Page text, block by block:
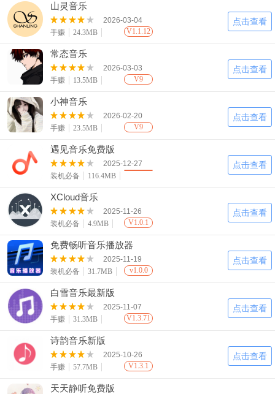
山灵音乐
2026-03-04
手赚
24.3MB V1.1.12
点击查看
常态音乐
2026-03-03
手赚
13.5MB V9
点击查看
小神音乐
2026-02-20
手赚
23.5MB V9
点击查看
遇见音乐免费版
2025-12-27
装机必备
116.4MB
点击查看
XCloud音乐
2025-11-26
装机必备
4.9MB V1.0.1
点击查看
免费畅听音乐播放器
2025-11-19
装机必备
31.7MB v1.0.0
点击查看
白雪音乐最新版
2025-11-07
手赚
31.3MB V1.3.71
点击查看
诗韵音乐新版
2025-10-26
手赚
57.7MB V1.3.1
点击查看
天天静听免费版